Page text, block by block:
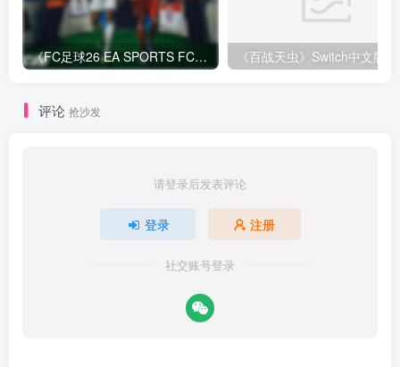
《FC足球26 EA SPORTS FC 26》Switch中文版下载+1.82.4264补丁+1DLC
评论 抢沙发
请登录后发表评论
登录 注册
社交账号登录